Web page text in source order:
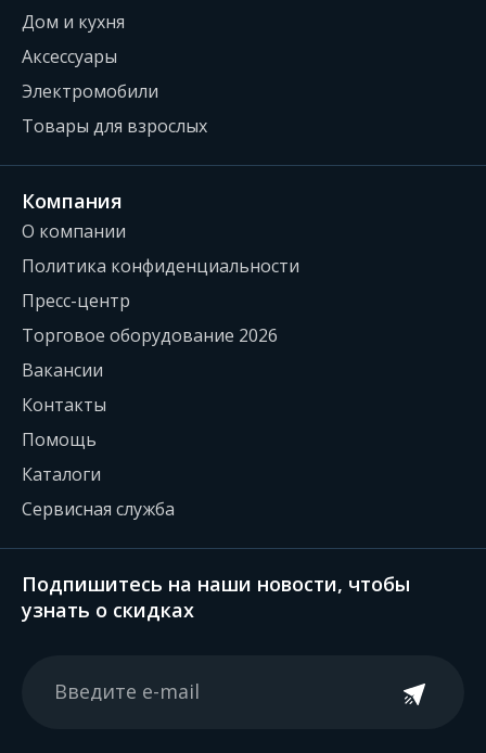
Дом и кухня
Аксессуары
Электромобили
Товары для взрослых
Компания
О компании
Политика конфиденциальности
Пресс-центр
Торговое оборудование 2026
Вакансии
Контакты
Помощь
Каталоги
Сервисная служба
Подпишитесь на наши новости, чтобы
узнать о скидках